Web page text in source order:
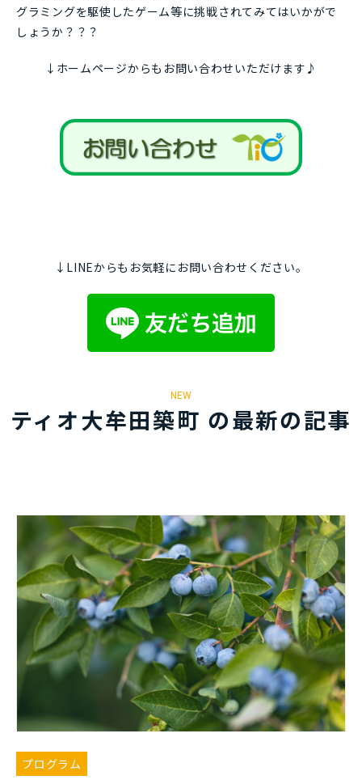
グラミングを駆使したゲーム等に挑戦されてみてはいかがで
しょうか？？？
↓ホームページからもお問い合わせいただけます♪
↓LINEからもお気軽にお問い合わせください。
NEW
ティオ大牟田築町 の最新の記事
プログラム